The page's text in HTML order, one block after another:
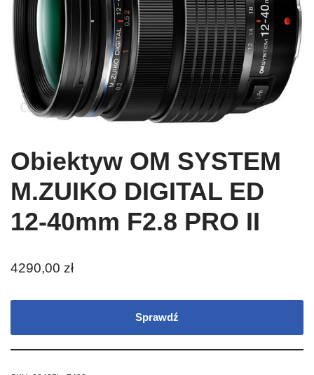
Obiektyw OM SYSTEM
M.ZUIKO DIGITAL ED
12-40mm F2.8 PRO II
4290,00 zł
Sprawdź